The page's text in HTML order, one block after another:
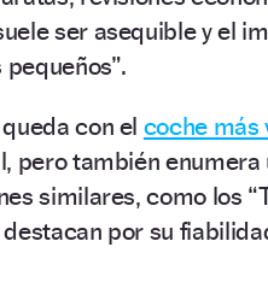
ser asequible y el
con el coche más
pero también
similares, como los
por su